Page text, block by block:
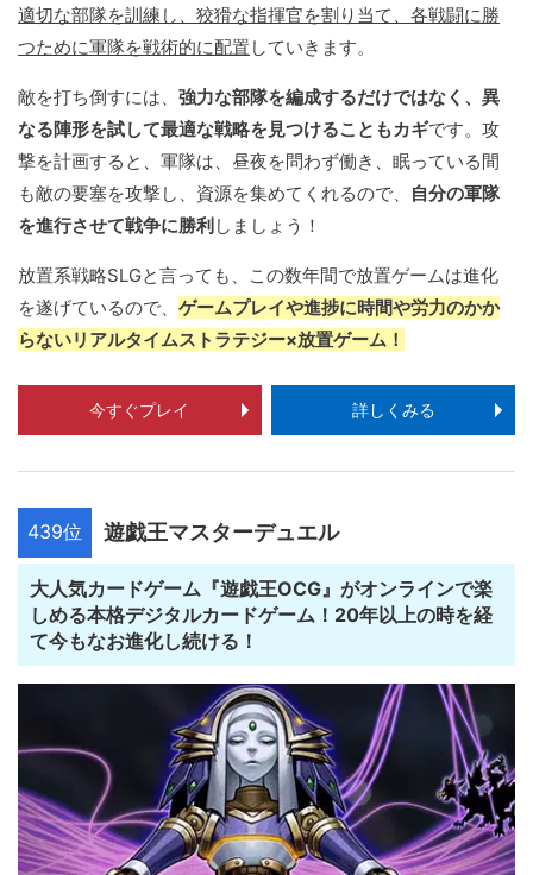
適切な部隊を訓練し、狡猾な指揮官を割り当て、各戦闘に勝
つために軍隊を戦術的に配置 していきます。
敵を打ち倒すには、 強力な部隊を編成するだけではなく、異
なる陣形を試して最適な戦略を見つけることもカギです。攻
撃を計画すると、軍隊は、昼夜を問わず働き、眠っている間
も敵の要塞を攻撃し、資源を集めてくれるので、
自分の軍隊
を進行させて戦争に勝利 しましょう！
放置系戦略SLGと言っても、この数年間で放置ゲームは進化
を遂げているので、 ゲームプレイや進捗に時間や労力のかか
らないリアルタイムストラテジー×放置ゲーム！
今すぐプレイ 詳しくみる
439位 遊戯王マスターデュエル
大人気カードゲーム『遊戯王OCG』がオンラインで楽
しめる本格デジタルカードゲーム！20年以上の時を経
て今もなお進化し続ける！